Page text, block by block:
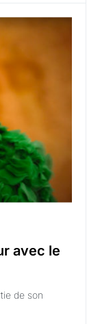
avec le
de son